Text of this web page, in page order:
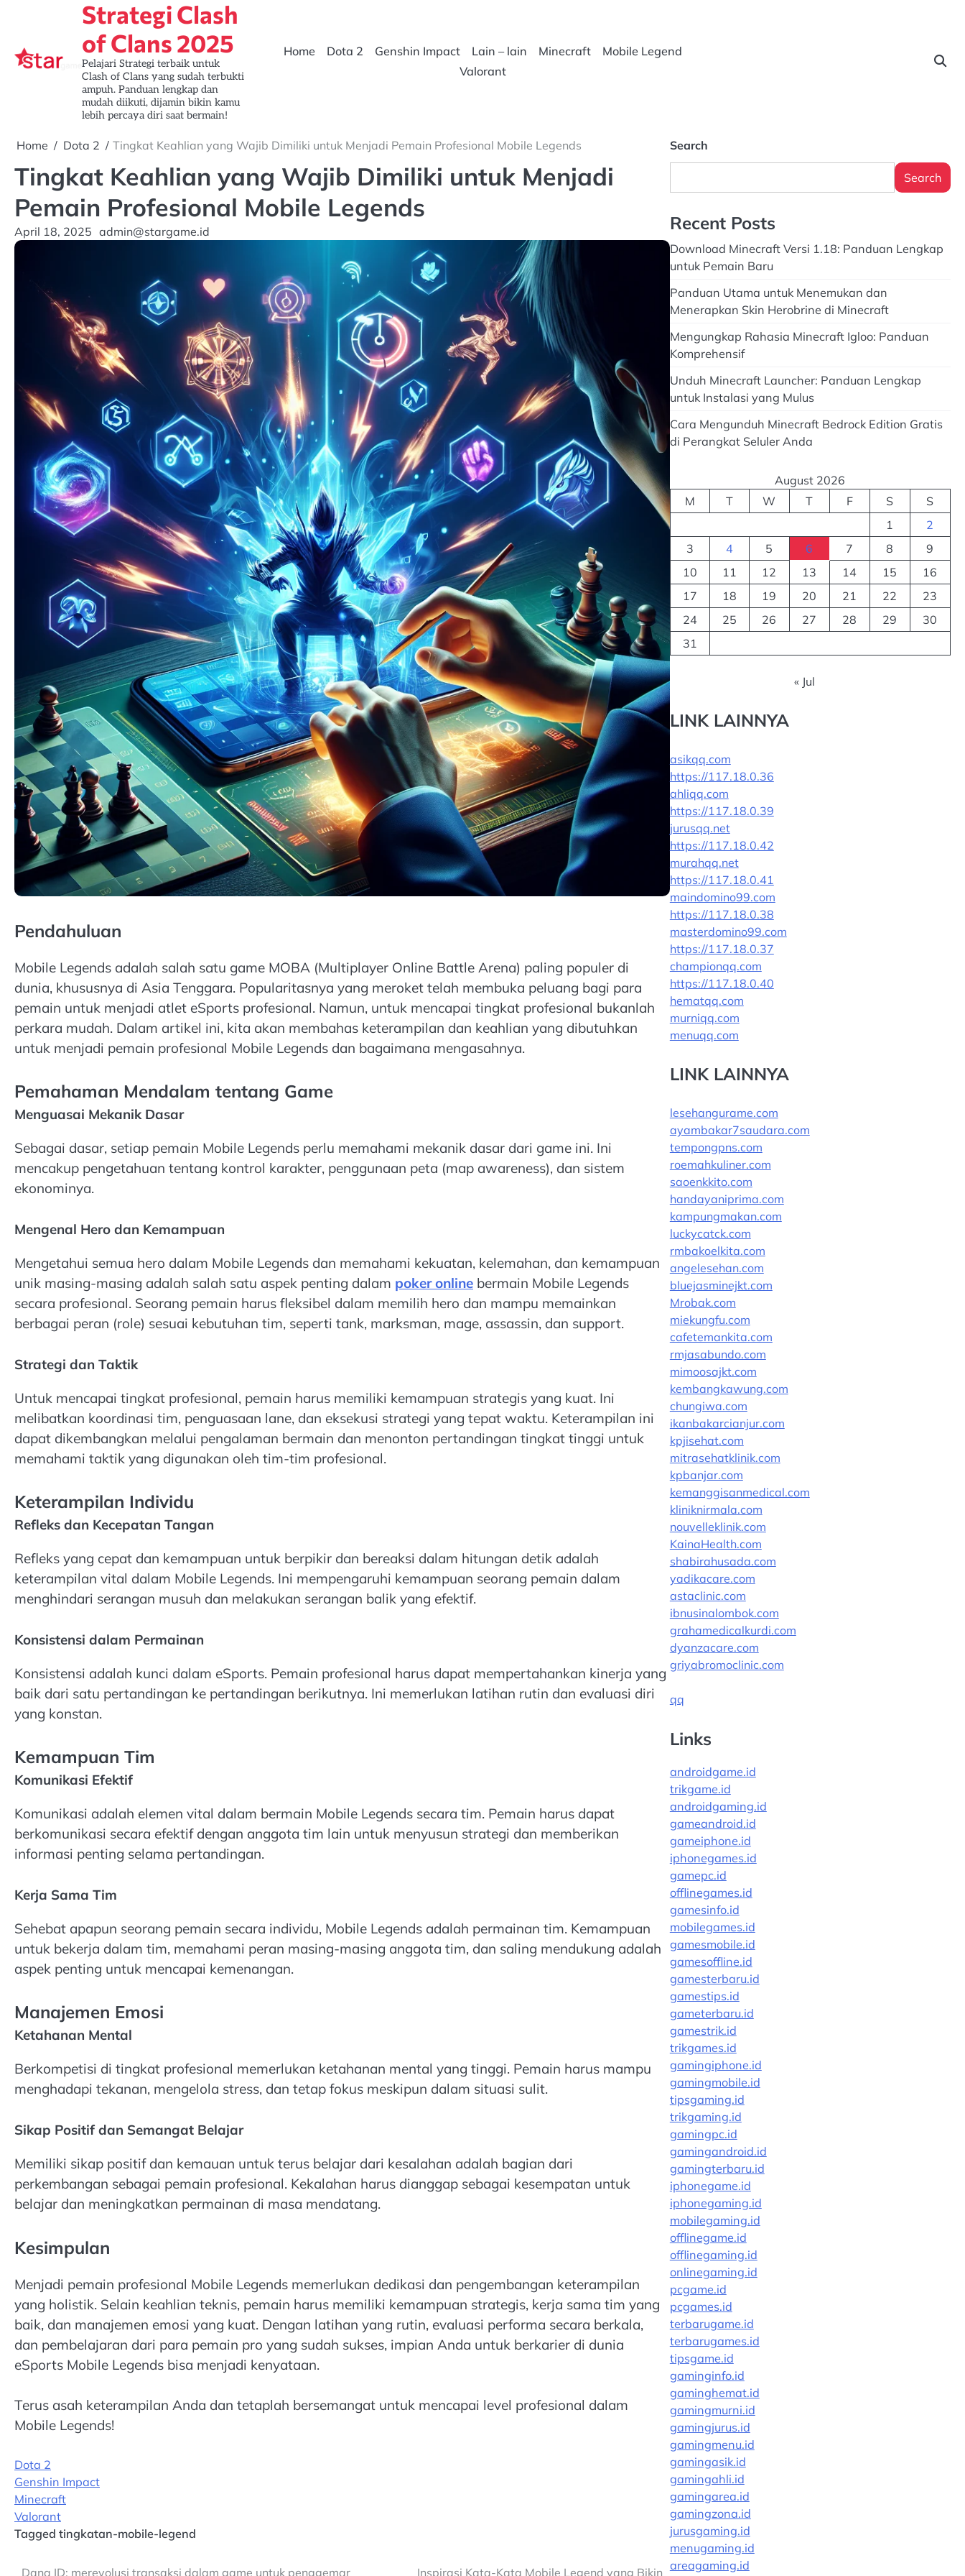
Strategi Clash
of Clans 2025
Pelajari Strategi terbaik untuk
Clash of Clans yang sudah terbukti
ampuh. Panduan lengkap dan
mudah diikuti, dijamin bikin kamu
lebih percaya diri saat bermain!
Home Dota 2 Genshin Impact Lain – lain Minecraft
Mobile Legend
Valorant
Home Dota 2 Tingkat Keahlian yang Wajib Dimiliki untuk Menjadi Pemain Profesional Mobile Legends
Tingkat Keahlian yang Wajib Dimiliki untuk Menjadi
Pemain Profesional Mobile Legends
April 18, 2025 admin@stargame.id
Pendahuluan
Mobile Legends adalah salah satu game MOBA (Multiplayer Online Battle Arena) paling populer di
dunia, khususnya di Asia Tenggara. Popularitasnya yang meroket telah membuka peluang bagi para
pemain untuk menjadi atlet eSports profesional. Namun, untuk mencapai tingkat profesional bukanlah
perkara mudah. Dalam artikel ini, kita akan membahas keterampilan dan keahlian yang dibutuhkan
untuk menjadi pemain profesional Mobile Legends dan bagaimana mengasahnya.
Pemahaman Mendalam tentang Game
Menguasai Mekanik Dasar
Sebagai dasar, setiap pemain Mobile Legends perlu memahami mekanik dasar dari game ini. Ini
mencakup pengetahuan tentang kontrol karakter, penggunaan peta (map awareness), dan sistem
ekonominya.
Mengenal Hero dan Kemampuan
Mengetahui semua hero dalam Mobile Legends dan memahami kekuatan, kelemahan, dan kemampuan
unik masing-masing adalah salah satu aspek penting dalam poker online bermain Mobile Legends
secara profesional. Seorang pemain harus fleksibel dalam memilih hero dan mampu memainkan
berbagai peran (role) sesuai kebutuhan tim, seperti tank, marksman, mage, assassin, dan support.
Strategi dan Taktik
Untuk mencapai tingkat profesional, pemain harus memiliki kemampuan strategis yang kuat. Ini
melibatkan koordinasi tim, penguasaan lane, dan eksekusi strategi yang tepat waktu. Keterampilan ini
dapat dikembangkan melalui pengalaman bermain dan menonton pertandingan tingkat tinggi untuk
memahami taktik yang digunakan oleh tim-tim profesional.
Keterampilan Individu
Refleks dan Kecepatan Tangan
Refleks yang cepat dan kemampuan untuk berpikir dan bereaksi dalam hitungan detik adalah
keterampilan vital dalam Mobile Legends. Ini mempengaruhi kemampuan seorang pemain dalam
menghindari serangan musuh dan melakukan serangan balik yang efektif.
Konsistensi dalam Permainan
Konsistensi adalah kunci dalam eSports. Pemain profesional harus dapat mempertahankan kinerja yang
baik dari satu pertandingan ke pertandingan berikutnya. Ini memerlukan latihan rutin dan evaluasi diri
yang konstan.
Kemampuan Tim
Komunikasi Efektif
Komunikasi adalah elemen vital dalam bermain Mobile Legends secara tim. Pemain harus dapat
berkomunikasi secara efektif dengan anggota tim lain untuk menyusun strategi dan memberikan
informasi penting selama pertandingan.
Kerja Sama Tim
Sehebat apapun seorang pemain secara individu, Mobile Legends adalah permainan tim. Kemampuan
untuk bekerja dalam tim, memahami peran masing-masing anggota tim, dan saling mendukung adalah
aspek penting untuk mencapai kemenangan.
Manajemen Emosi
Ketahanan Mental
Berkompetisi di tingkat profesional memerlukan ketahanan mental yang tinggi. Pemain harus mampu
menghadapi tekanan, mengelola stress, dan tetap fokus meskipun dalam situasi sulit.
Sikap Positif dan Semangat Belajar
Memiliki sikap positif dan kemauan untuk terus belajar dari kesalahan adalah bagian dari
perkembangan sebagai pemain profesional. Kekalahan harus dianggap sebagai kesempatan untuk
belajar dan meningkatkan permainan di masa mendatang.
Kesimpulan
Menjadi pemain profesional Mobile Legends memerlukan dedikasi dan pengembangan keterampilan
yang holistik. Selain keahlian teknis, pemain harus memiliki kemampuan strategis, kerja sama tim yang
baik, dan manajemen emosi yang kuat. Dengan latihan yang rutin, evaluasi performa secara berkala,
dan pembelajaran dari para pemain pro yang sudah sukses, impian Anda untuk berkarier di dunia
eSports Mobile Legends bisa menjadi kenyataan.
Terus asah keterampilan Anda dan tetaplah bersemangat untuk mencapai level profesional dalam
Mobile Legends!
Dota 2
Genshin Impact
Minecraft
Valorant
Tagged tingkatan-mobile-legend
Dana ID: merevolusi transaksi dalam game untuk penggemar Inspirasi Kata-Kata Mobile Legend yang Bikin
Search
Search
Recent Posts
Download Minecraft Versi 1.18: Panduan Lengkap
untuk Pemain Baru
Panduan Utama untuk Menemukan dan
Menerapkan Skin Herobrine di Minecraft
Mengungkap Rahasia Minecraft Igloo: Panduan
Komprehensif
Unduh Minecraft Launcher: Panduan Lengkap
untuk Instalasi yang Mulus
Cara Mengunduh Minecraft Bedrock Edition Gratis
di Perangkat Seluler Anda
August 2026
M
T W T F S
S
1
2
3
4 5 6 7 8
9
10
11 12 13 14 15
16
17
18 19 20 21 22
23
24
25 26 27 28 29
30
31
« Jul
LINK LAINNYA
asikqq.com
https://117.18.0.36
ahliqq.com
https://117.18.0.39
jurusqq.net
https://117.18.0.42
murahqq.net
https://117.18.0.41
maindomino99.com
https://117.18.0.38
masterdomino99.com
https://117.18.0.37
championqq.com
https://117.18.0.40
hematqq.com
murniqq.com
menuqq.com
LINK LAINNYA
lesehangurame.com
ayambakar7saudara.com
tempongpns.com
roemahkuliner.com
saoenkkito.com
handayaniprima.com
kampungmakan.com
luckycatck.com
rmbakoelkita.com
angelesehan.com
bluejasminejkt.com
Mrobak.com
miekungfu.com
cafetemankita.com
rmjasabundo.com
mimoosajkt.com
kembangkawung.com
chungiwa.com
ikanbakarcianjur.com
kpjisehat.com
mitrasehatklinik.com
kpbanjar.com
kemanggisanmedical.com
kliniknirmala.com
nouvelleklinik.com
KainaHealth.com
shabirahusada.com
yadikacare.com
astaclinic.com
ibnusinalombok.com
grahamedicalkurdi.com
dyanzacare.com
griyabromoclinic.com
qq
Links
androidgame.id
trikgame.id
androidgaming.id
gameandroid.id
gameiphone.id
iphonegames.id
gamepc.id
offlinegames.id
gamesinfo.id
mobilegames.id
gamesmobile.id
gamesoffline.id
gamesterbaru.id
gamestips.id
gameterbaru.id
gamestrik.id
trikgames.id
gamingiphone.id
gamingmobile.id
tipsgaming.id
trikgaming.id
gamingpc.id
gamingandroid.id
gamingterbaru.id
iphonegame.id
iphonegaming.id
mobilegaming.id
offlinegame.id
offlinegaming.id
onlinegaming.id
pcgame.id
pcgames.id
terbarugame.id
terbarugames.id
tipsgame.id
gaminginfo.id
gaminghemat.id
gamingmurni.id
gamingjurus.id
gamingmenu.id
gamingasik.id
gamingahli.id
gamingarea.id
gamingzona.id
jurusgaming.id
menugaming.id
areagaming.id